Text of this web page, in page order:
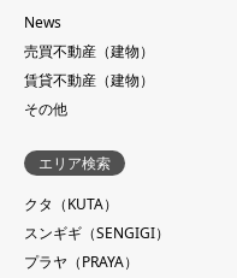
News
売買不動産（建物）
賃貸不動産（建物）
その他
エリア検索
クタ（KUTA）
スンギギ（SENGIGI）
プラヤ（PRAYA）